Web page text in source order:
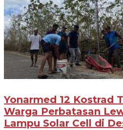
Yonarmed 12 Kostrad
Warga Perbatasan
Lampu Solar Cell di